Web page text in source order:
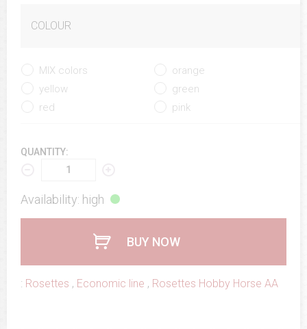
COLOUR
MIX colors
orange
yellow
green
red
pink
QUANTITY:
Availability: high
BUY NOW
: Rosettes , Economic line , Rosettes Hobby Horse AA